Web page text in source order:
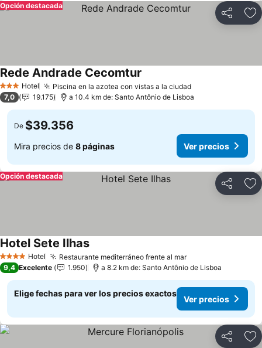
Compartir
Opción destacada
3 Estrellas
Hotel Piscina en la azotea con vistas a la ciudadVer precios
Rede Andrade Cecomtur
7,0 19.175 a 10.4 km de: Santo Antônio de Lisboa
De $39.356
Mira precios de 8 páginas Ver precios
Compartir
Opción destacada
4 EstrellasHotel Restaurante mediterráneo frente al marVer precios
Hotel Sete IlhasVer precios
9,4 Excelente 1.950 a 8.2 km de: Santo Antônio de Lisboa
Elige fechas para ver los precios exactos
Ver precios
Compartir